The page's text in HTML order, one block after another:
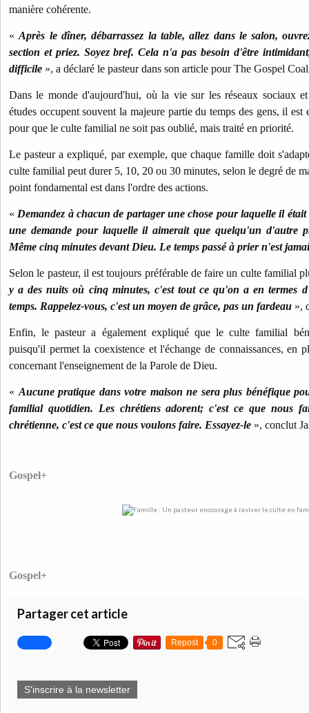
manière cohérente.
«Après le dîner, débarrassez la table, allez dans le salon,
section et priez. Soyez bref. Cela n'a pas besoin d'être
difficile », a déclaré le pasteur dans son article pour The Gospel
Dans le monde d'aujourd'hui, où la vie sur les réseaux sociaux
études occupent souvent la majeure partie du temps des gens, il est
pour que le culte familial ne soit pas oublié, mais traité en priorité.
Le pasteur a expliqué, par exemple, que chaque famille doit
culte familial peut durer 5, 10, 20 ou 30 minutes, selon le degré de
point fondamental est dans l'ordre des actions.
« Demandez à chacun de partager une chose pour laquelle il
une demande pour laquelle il aimerait que quelqu'un d'autre
Même cinq minutes devant Dieu. Le temps passé à prier n'est
Selon le pasteur, il est toujours préférable de faire un culte familial
y a des nuits où cinq minutes, c'est tout ce qu'on a en termes
temps. Rappelez-vous, c'est un moyen de grâce, pas un fardeau »,
Enfin, le pasteur a également expliqué que le culte familial
puisqu'il permet la coexistence et l'échange de connaissances, en
concernant l'enseignement de la Parole de Dieu.
« Aucune pratique dans votre maison ne sera plus bénéfique
familial quotidien. Les chrétiens adorent; c'est ce que nous
chrétienne, c'est ce que nous voulons faire. Essayez-le », conclut
Gospel+
Gospel+
Partager cet article
Repost 0
S'inscrire à la newsletter